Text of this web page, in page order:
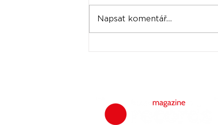
Napsat komentář...